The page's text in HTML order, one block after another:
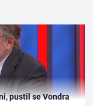
pustil se Vondra